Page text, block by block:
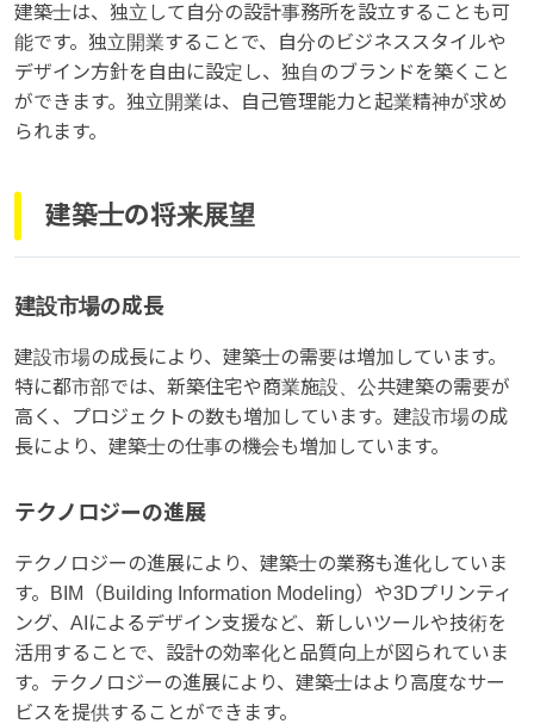
建築士は、独立して自分の設計事務所を設立することも可
能です。独立開業することで、自分のビジネススタイルや
デザイン方針を自由に設定し、独自のブランドを築くこと
ができます。独立開業は、自己管理能力と起業精神が求め
られます。
建築士の将来展望
建設市場の成長
建設市場の成長により、建築士の需要は増加しています。
特に都市部では、新築住宅や商業施設、公共建築の需要が
高く、プロジェクトの数も増加しています。建設市場の成
長により、建築士の仕事の機会も増加しています。
テクノロジーの進展
テクノロジーの進展により、建築士の業務も進化していま
す。BIM（Building Information Modeling）や3Dプリンティ
ング、AIによるデザイン支援など、新しいツールや技術を
活用することで、設計の効率化と品質向上が図られていま
す。テクノロジーの進展により、建築士はより高度なサー
ビスを提供することができます。